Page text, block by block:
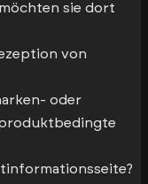
sie dort
von
oder